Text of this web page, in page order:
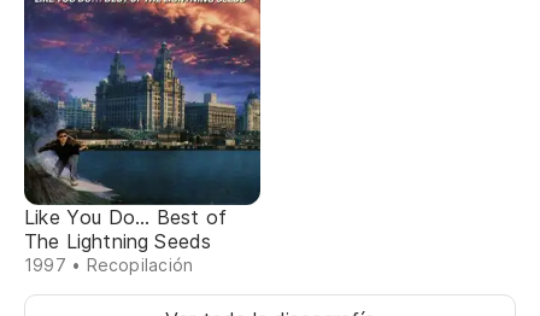
Like You Do... Best of
The Lightning Seeds
1997 • Recopilación